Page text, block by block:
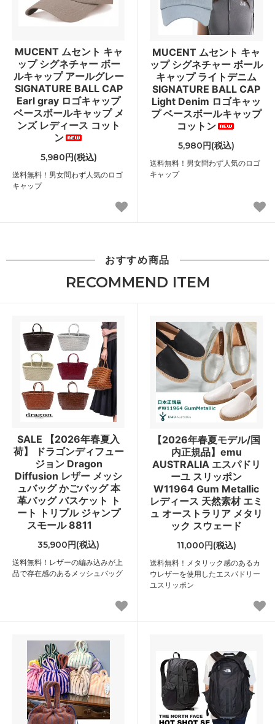
MUCENT ムセント キャ
ップ シグネチャー ボー
ルキャップ アールグレー
SIGNATURE BALL CAP
Earl gray ロゴキャップ
ベースボールキャップ メ
ンズ レディース コット
ン
5,980円(税込)
送料無料！男女問わず人気のロゴ
キャップ
MUCENT ムセント キャ
ップ シグネチャー ボール
キャップ ライトデニム
SIGNATURE BALL CAP
Light Denim ロゴキャッ
プ ベースボールキャップ
コットン
5,980円(税込)
送料無料！男女問わず人気のロゴ
キャップ
おすすめ商品
RECOMMEND ITEM
SALE 【2026年春夏入
荷】 ドラゴンディフュー
ジョン Dragon
Diffusion レザー メッシ
ュバッグ かごバッグ 本
革バッグ バスケット ト
ート トリプル ジャンプ
スモール 8811
35,900円(税込)
送料無料！レザーの編み込みが上
品で存在感のあるメッシュバッグ
【2026年春夏モデル/国
内正規品】emu
AUSTRALIA エスパドリ
ーユ スリッポン
W11964 Gum Metallic
レディース 天然素材 エミ
ュ オーストラリア メタリ
ック スウェード
11,000円(税込)
送料無料！メタリック感のあるカ
ウレザーを使用したエスパドリー
ユスリッポン